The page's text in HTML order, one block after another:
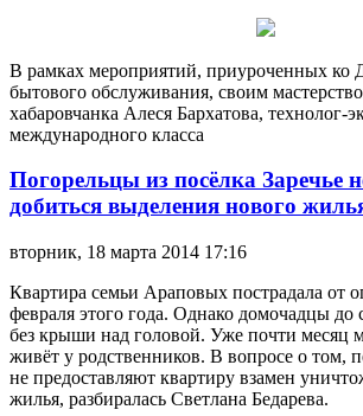
В рамках мероприятий, приуроченных ко
бытового обслуживания, своим
хабаровчанка Алеся Бархатова, технолог-
международного класса
Погорельцы из посёлка Заречье
добиться выделения нового
вторник, 18 марта 2014 17:16
Квартира семьи Араповых пострадала от
февраля этого года. Однако домочадцы до
без крыши над головой. Уже почти месяц
живёт у родственников. В вопросе о том,
не предоставляют квартиру взамен
жилья, разбиралась Светлана Бедарева.